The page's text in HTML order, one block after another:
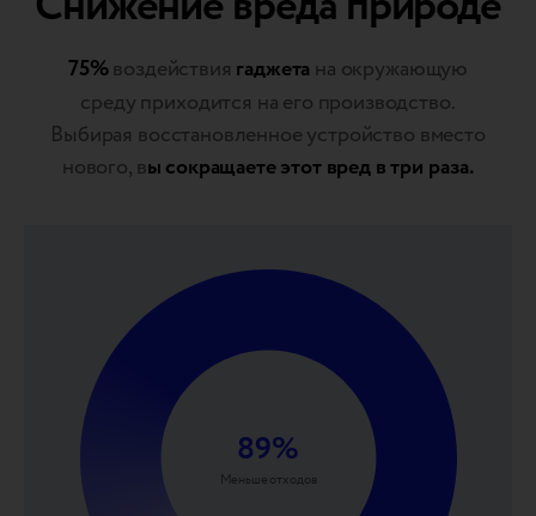
75%воздействия гаджета на окружающую
среду приходится на его производство.
Выбирая восстановленное устройство вместо
нового, вы сокращаете этот вред в три раза.
89%
Меньше отходов